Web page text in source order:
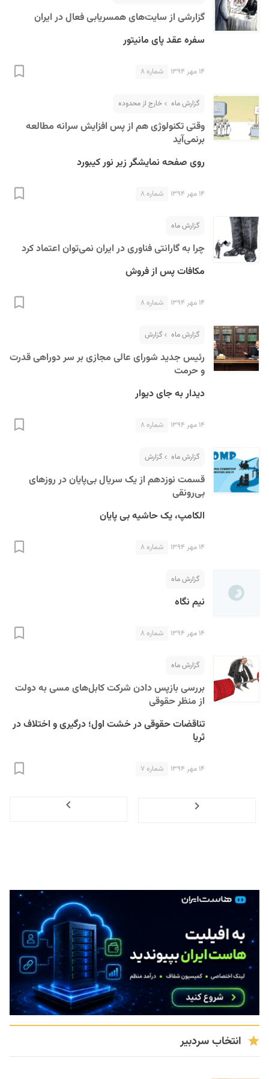
گزارشی از سایت‌های همسریابی فعال در ایران
سفره عقد پای مانیتور
۱۴ مهر ۱۳۹۴ شماره ۸
گزارش ماه خارج از محدوده
وقتی تکنولوژی هم از پس افزایش سرانه مطالعه
برنمی‌آید
روی صفحه نمایشگر زیر نور کیبورد
۱۴ مهر ۱۳۹۴ شماره ۸
گزارش ماه
چرا به گارانتی فناوری در ایران نمی‌توان اعتماد کرد
مکافات پس از فروش
۱۴ مهر ۱۳۹۴ شماره ۸
گزارش ماه گزارش
رئیس جدید شورای عالی مجازی بر سر دوراهی قدرت
و حرمت
دیدار به جای دیوار
۱۴ مهر ۱۳۹۴ شماره ۸
گزارش ماه گزارش
قسمت نوزدهم از یک سریال بی‌پایان در روزهای
بی‌رونقی
الکامپ، یک حاشیه بی پایان
۱۴ مهر ۱۳۹۴ شماره ۸
گزارش ماه
نیم نگاه
۱۴ مهر ۱۳۹۴ شماره ۸
گزارش ماه
بررسی بازپس‌ دادن شرکت کابل‌های مسی به دولت
از منظر حقوقی
تناقضات حقوقی در خشت اول؛ درگیری و اختلاف در
ثریا
۱۴ مهر ۱۳۹۴ شماره ۷
انتخاب سردبیر